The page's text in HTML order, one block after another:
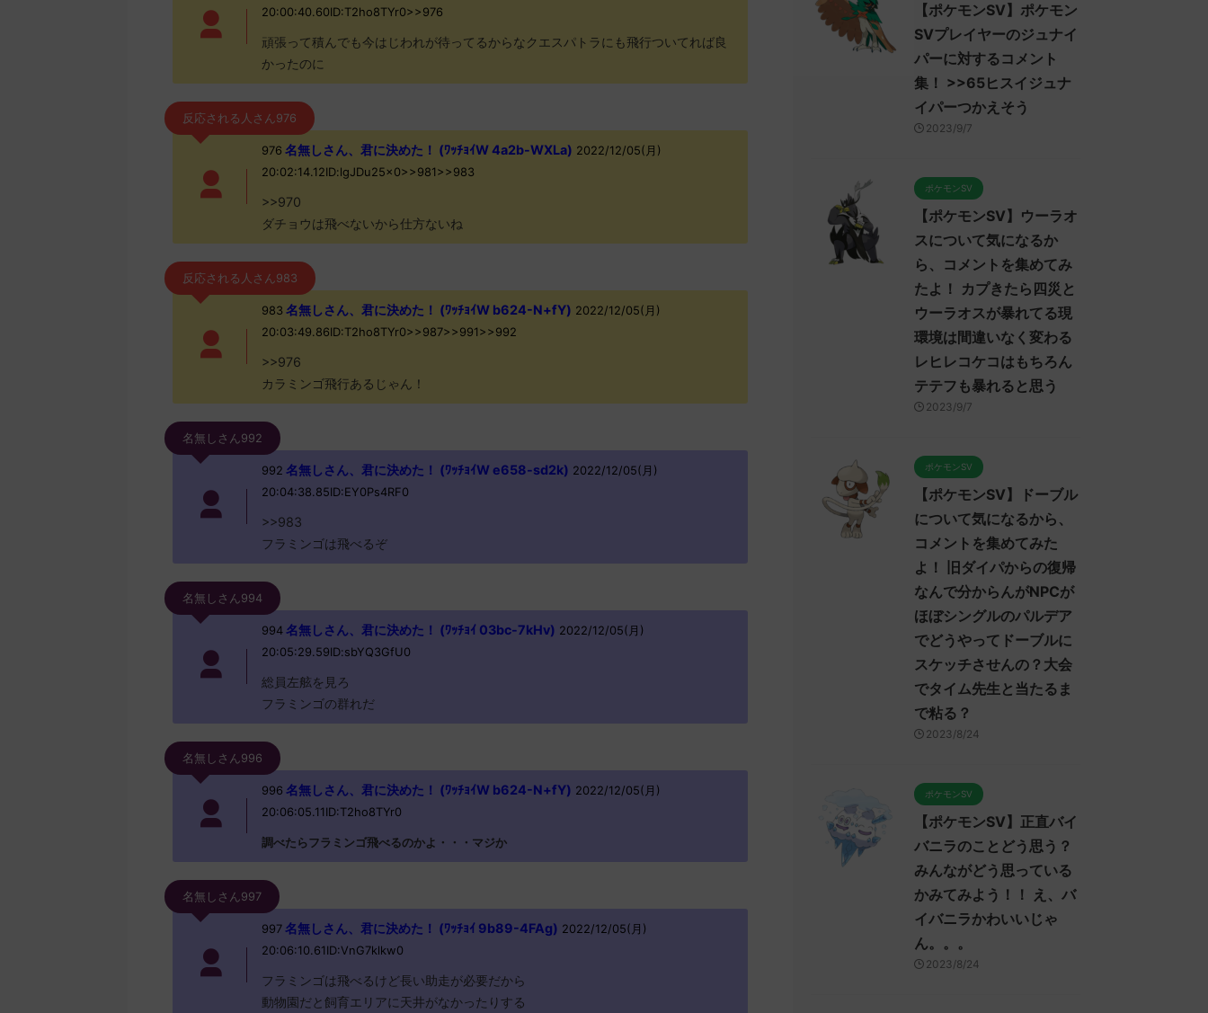
20:00:40.60ID:T2ho8TYr0>>976
頑張って積んでも今はじわれが待ってるからなクエスパトラにも飛行ついてれば良
かったのに
反応される人さん976
976 名無しさん、君に決めた！ (ﾜｯﾁｮｲW 4a2b-WXLa) 2022/12/05(月)
20:02:14.12ID:lgJDu25x0>>981>>983
>>970
ダチョウは飛べないから仕方ないね
反応される人さん983
983 名無しさん、君に決めた！ (ﾜｯﾁｮｲW b624-N+fY) 2022/12/05(月)
20:03:49.86ID:T2ho8TYr0>>987>>991>>992
>>976
カラミンゴ飛行あるじゃん！
名無しさん992
992 名無しさん、君に決めた！ (ﾜｯﾁｮｲW e658-sd2k) 2022/12/05(月)
20:04:38.85ID:EY0Ps4RF0
>>983
フラミンゴは飛べるぞ
名無しさん994
994名無しさん、君に決めた！ (ﾜｯﾁｮｲ 03bc-7kHv) 2022/12/05(月)
20:05:29.59ID:sbYQ3GfU0
総員左舷を見ろ
フラミンゴの群れだ
名無しさん996
996 名無しさん、君に決めた！ (ﾜｯﾁｮｲW b624-N+fY) 2022/12/05(月)
20:06:05.11ID:T2ho8TYr0
調べたらフラミンゴ飛べるのかよ・・・マジか
名無しさん997
997名無しさん、君に決めた！ (ﾜｯﾁｮｲ 9b89-4FAg) 2022/12/05(月)
20:06:10.61ID:VnG7klkw0
フラミンゴは飛べるけど長い助走が必要だから
動物園だと飼育エリアに天井がなかったりする
【ポケモンSV】ポケモン
SVプレイヤーのジュナイ
パーに対するコメント
集！ >>65ヒスイジュナ
イパーつかえそう
2023/9/7
ポケモンSV
【ポケモンSV】ウーラオ
スについて気になるか
ら、コメントを集めてみ
たよ！ カプきたら四災と
ウーラオスが暴れてる現
環境は間違いなく変わる
レヒレコケコはもちろん
テテフも暴れると思う
2023/9/7
ポケモンSV
【ポケモンSV】ドーブル
について気になるから、
コメントを集めてみた
よ！ 旧ダイパからの復帰
なんで分からんがNPCが
ほぼシングルのパルデア
でどうやってドーブルに
スケッチさせんの？大会
でタイム先生と当たるま
で粘る？
2023/8/24
ポケモンSV
【ポケモンSV】正直バイ
バニラのことどう思う？
みんながどう思っている
かみてみよう！！ え、バ
イバニラかわいいじゃ
ん。。。
2023/8/24